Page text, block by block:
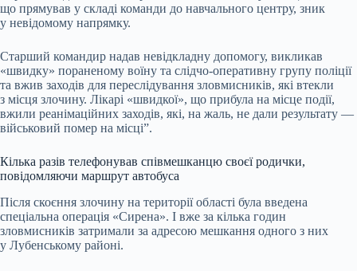
що прямував у складі команди до навчального центру, зник
у невідомому напрямку.
Старший командир надав невідкладну допомогу, викликав
«швидку» пораненому воїну та слідчо-оперативну групу поліції
та вжив заходів для переслідування зловмисників, які втекли
з місця злочину. Лікарі «швидкої», що прибула на місце події,
вжили реанімаційних заходів, які, на жаль, не дали результату —
військовий помер на місці”.
Кілька разів телефонував співмешканцю своєї родички,
повідомляючи маршрут автобуса
Після скоєння злочину на території області була введена
спеціальна операція «Сирена». І вже за кілька годин
зловмисників затримали за адресою мешкання одного з них
у Лубенському районі.